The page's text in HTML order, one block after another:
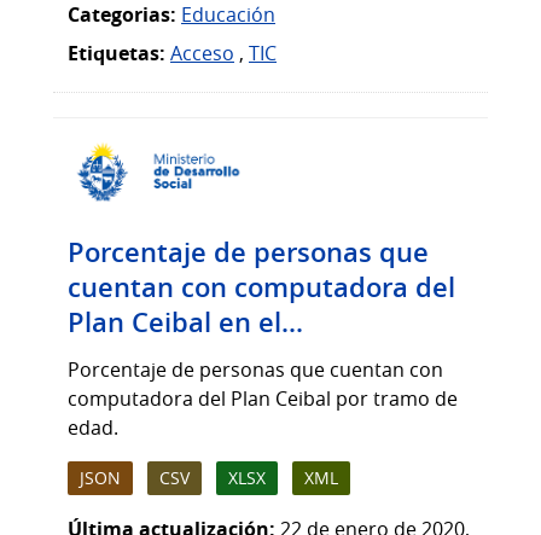
Categorias: Educación
Etiquetas: Acceso , TIC
Porcentaje de personas que
cuentan con computadora del
Plan Ceibal en el...
Porcentaje de personas que cuentan con
computadora del Plan Ceibal por tramo de
edad.
JSON CSV XLSX XML
Última actualización: 22 de enero de 2020,